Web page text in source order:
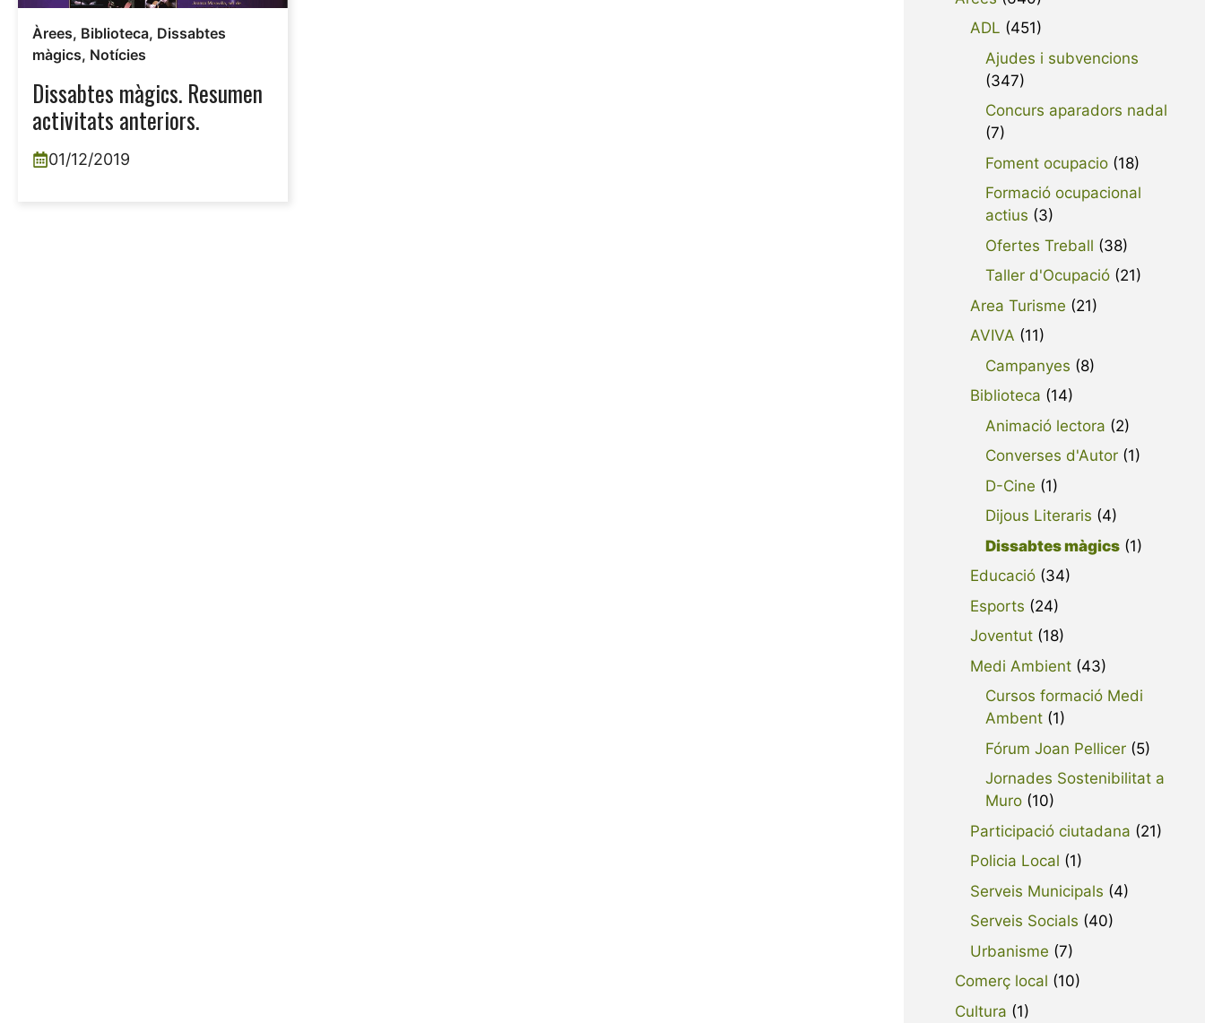
Àrees, Biblioteca, Dissabtes
màgics, Notícies
Dissabtes màgics. Resumen
activitats anteriors.
01/12/2019
ADL (451)
Ajudes i subvencions
(347)
Concurs aparadors nadal
(7)
Foment ocupacio (18)
Formació ocupacional
actius (3)
Ofertes Treball (38)
Taller d'Ocupació (21)
Area Turisme (21)
AVIVA (11)
Campanyes (8)
Biblioteca (14)
Animació lectora (2)
Converses d'Autor (1)
D-Cine (1)
Dijous Literaris (4)
Dissabtes màgics (1)
Educació (34)
Esports (24)
Joventut (18)
Medi Ambient (43)
Cursos formació Medi
Ambent (1)
Fórum Joan Pellicer (5)
Jornades Sostenibilitat a
Muro (10)
Participació ciutadana (21)
Policia Local (1)
Serveis Municipals (4)
Serveis Socials (40)
Urbanisme (7)
Comerç local (10)
Cultura (1)